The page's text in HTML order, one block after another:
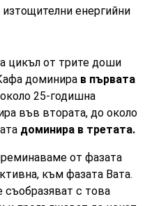
енергийни
цикъл от трите доши
доминира в първата
25-годишна
във втората, до около
доминира в третата.
от фазата
към фазата Вата.
съобразяват с това